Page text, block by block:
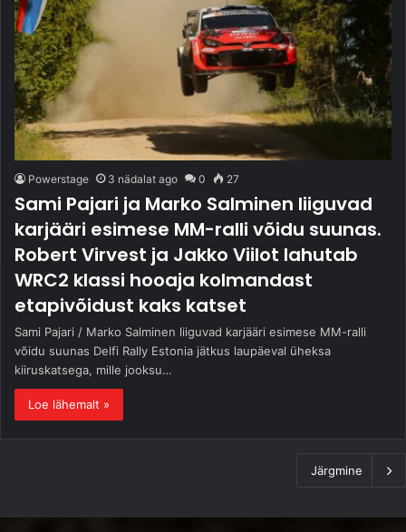
Powerstage 3 nädalat ago 0 27
Sami Pajari ja Marko Salminen liiguvad
karjääri esimese MM-ralli võidu suunas.
Robert Virvest ja Jakko Viilot lahutab
WRC2 klassi hooaja kolmandast
etapivõidust kaks katset
Sami Pajari / Marko Salminen liiguvad karjääri esimese MM-ralli
võidu suunas Delfi Rally Estonia jätkus laupäeval üheksa
kiiruskatsega, mille jooksu…
Loe lähemalt »
Järgmine